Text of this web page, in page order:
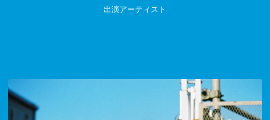
出演アーティスト